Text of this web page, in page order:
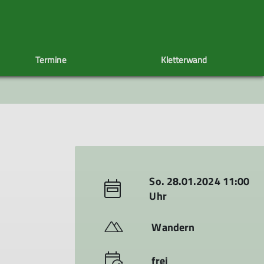
Radlergruppe
Spieletreff Wintergruppe
CRASHCAST
Sektionsheft
Termine Kletterwand
So. 28.01.2024 11:00
Uhr
Wandern
frei